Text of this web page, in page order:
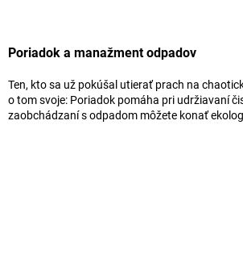
Poriadok a manažment odpadov
Ten, kto sa už pokúšal utierať prach na
o tom svoje: Poriadok pomáha pri udržiavaní
zaobchádzaní s odpadom môžete konať